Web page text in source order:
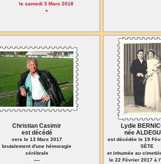
le samedi 3 Mars 2018
*
Christian Casimir
est décédé
vers le 13 Mars 2017
brutalement d'une hémoragie
cérébrale
----
Lydie
née
est décédée le 19
SÈTE
et inhumée au
le 22 Février 2017 à